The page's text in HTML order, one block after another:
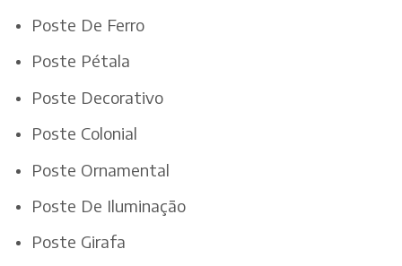
Poste De Ferro
Poste Pétala
Poste Decorativo
Poste Colonial
Poste Ornamental
Poste De Iluminação
Poste Girafa